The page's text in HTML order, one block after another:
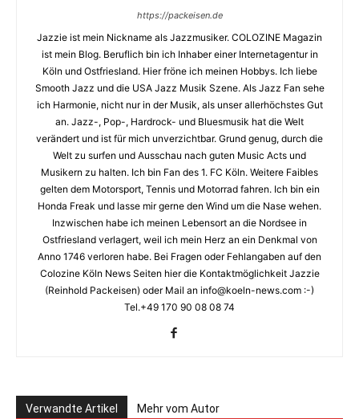
https://packeisen.de
Jazzie ist mein Nickname als Jazzmusiker. COLOZINE Magazin
ist mein Blog. Beruflich bin ich Inhaber einer Internetagentur in
Köln und Ostfriesland. Hier fröne ich meinen Hobbys. Ich liebe
Smooth Jazz und die USA Jazz Musik Szene. Als Jazz Fan sehe
ich Harmonie, nicht nur in der Musik, als unser allerhöchstes Gut
an. Jazz-, Pop-, Hardrock- und Bluesmusik hat die Welt
verändert und ist für mich unverzichtbar. Grund genug, durch die
Welt zu surfen und Ausschau nach guten Music Acts und
Musikern zu halten. Ich bin Fan des 1. FC Köln. Weitere Faibles
gelten dem Motorsport, Tennis und Motorrad fahren. Ich bin ein
Honda Freak und lasse mir gerne den Wind um die Nase wehen.
Inzwischen habe ich meinen Lebensort an die Nordsee in
Ostfriesland verlagert, weil ich mein Herz an ein Denkmal von
Anno 1746 verloren habe. Bei Fragen oder Fehlangaben auf den
Colozine Köln News Seiten hier die Kontaktmöglichkeit Jazzie
(Reinhold Packeisen) oder Mail an info@koeln-news.com :-)
Tel.+49 170 90 08 08 74
Verwandte Artikel Mehr vom Autor